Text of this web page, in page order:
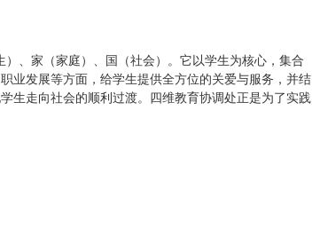
、家（家庭）、国（社会）。它以学生为核心，集合
业发展等方面，给学生提供全方位的关爱与服务，并结
生走向社会的顺利过渡。四维教育协调处正是为了实践